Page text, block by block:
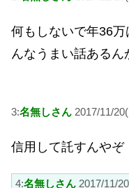
何もしないで年36
んなうまい話あるん
3:名無しさん 2017/11/
信用して託すんやぞ
4:名無しさん 2017/11/